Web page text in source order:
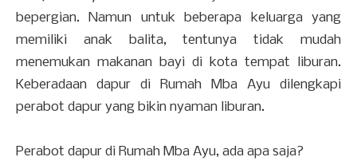
bepergian. Namun untuk beberapa keluarga yang
memiliki anak balita, tentunya tidak mudah
menemukan makanan bayi di kota tempat liburan.
Keberadaan dapur di Rumah Mba Ayu dilengkapi
perabot dapur yang bikin nyaman liburan.
Perabot dapur di Rumah Mba Ayu, ada apa saja?